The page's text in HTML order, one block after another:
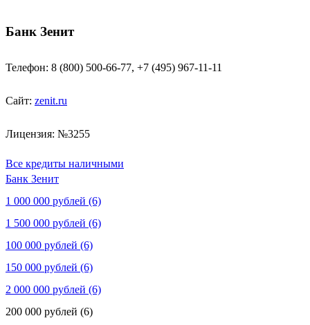
Банк Зенит
Телефон: 8 (800) 500-66-77, +7 (495) 967-11-11
Сайт: zenit.ru
Лицензия: №3255
Все кредиты наличными
Банк Зенит
1 000 000 рублей (6)
1 500 000 рублей (6)
100 000 рублей (6)
150 000 рублей (6)
2 000 000 рублей (6)
200 000 рублей (6)